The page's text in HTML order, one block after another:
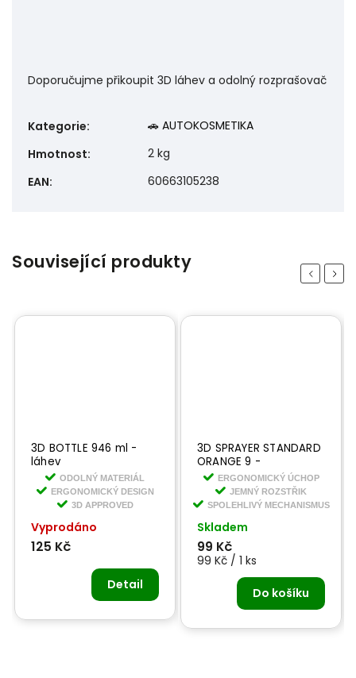
Doporučujme přikoupit 3D láhev a odolný rozprašovač
Kategorie:
🚗 AUTOKOSMETIKA
Hmotnost:
2 kg
EAN: 60663105238
Související produkty Previous
3D BOTTLE 946 ml -
láhev
ODOLNÝ MATERIÁL
ERGONOMICKÝ DESIGN
3D APPROVED
Vyprodáno
125 Kč
Detail
3D SPRAYER STANDARD
ORANGE 9 -
rozprašovač ke 3D
láhvi
ERGONOMICKÝ ÚCHOP
JEMNÝ ROZSTŘIK
SPOLEHLIVÝ MECHANISMUS
Skladem
99 Kč
99 Kč / 1 ks
Do košíku
Next